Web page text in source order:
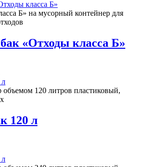
Б» на мусорный контейнер для
«Отходы класса Б»
120 литров пластиковый,
120 л